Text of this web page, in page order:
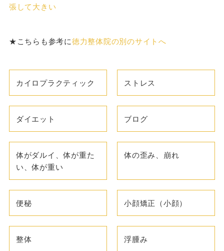
張して大きい
★こちらも参考に徳力整体院の別のサイトへ
カイロプラクティック ストレス
ダイエット ブログ
体がダルイ、体が重た
い、体が重い
体の歪み、崩れ
便秘 小顔矯正（小顔）
整体 浮腫み